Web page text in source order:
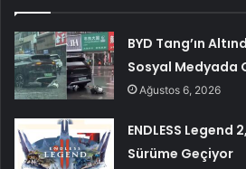
BYD Tang’ın
Sosyal Medyada
Ağustos 6, 2026
ENDLESS Legend
Sürüme Geçiyor